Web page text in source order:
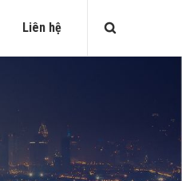
Liên hệ